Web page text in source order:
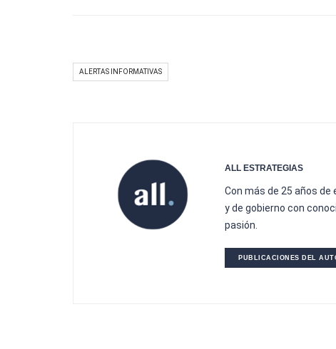
ALERTAS INFORMATIVAS
ALL ESTRATEGIAS
Con más de 25 años
y de gobierno con
pasión.
PUBLICACIONES DEL